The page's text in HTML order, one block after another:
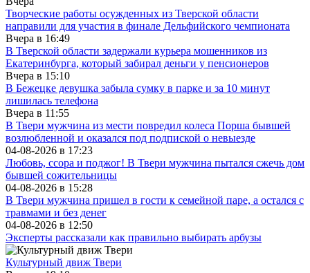
Творческие работы осужденных из Тверской области
направили для участия в финале Дельфийского чемпионата
Вчера в 16:49
В Тверской области задержали курьера мошенников из
Екатеринбурга, который забирал деньги у пенсионеров
Вчера в 15:10
В Бежецке девушка забыла сумку в парке и за 10 минут
лишилась телефона
Вчера в 11:55
В Твери мужчина из мести повредил колеса Порша бывшей
возлюбленной и оказался под подпиской о невыезде
04-08-2026 в 17:23
Любовь, ссора и поджог! В Твери мужчина пытался сжечь дом
бывшей сожительницы
04-08-2026 в 15:28
В Твери мужчина пришел в гости к семейной паре, а остался с
травмами и без денег
04-08-2026 в 12:50
Эксперты рассказали как правильно выбирать арбузы
Культурный движ Твери